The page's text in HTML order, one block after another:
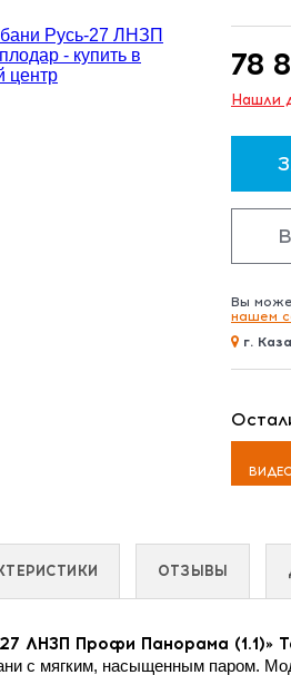
78
Нашли
Вы
нашем
г.
ОТЗЫВЫ
ЛНЗП Профи Панорама (1.1)»
с мягким, насыщенным паром.